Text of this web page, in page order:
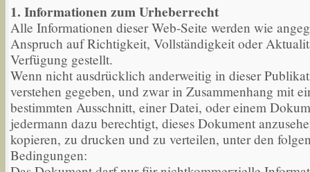
1. Informationen zum Urheberrecht
Alle Informationen dieser Web-Seite werden wie
Anspruch auf Richtigkeit, Vollständigkeit oder
Verfügung gestellt.
Wenn nicht ausdrücklich anderweitig in dieser
verstehen gegeben, und zwar in Zusammenhang mit
bestimmten Ausschnitt, einer Datei, oder einem
jedermann dazu berechtigt, dieses Dokument
kopieren, zu drucken und zu verteilen, unter den
Bedingungen: